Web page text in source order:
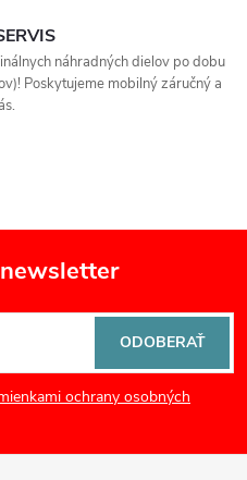
náhradných dielov po dobu
Poskytujeme mobilný záručný a
ochrany osobných
ODOBERAŤ